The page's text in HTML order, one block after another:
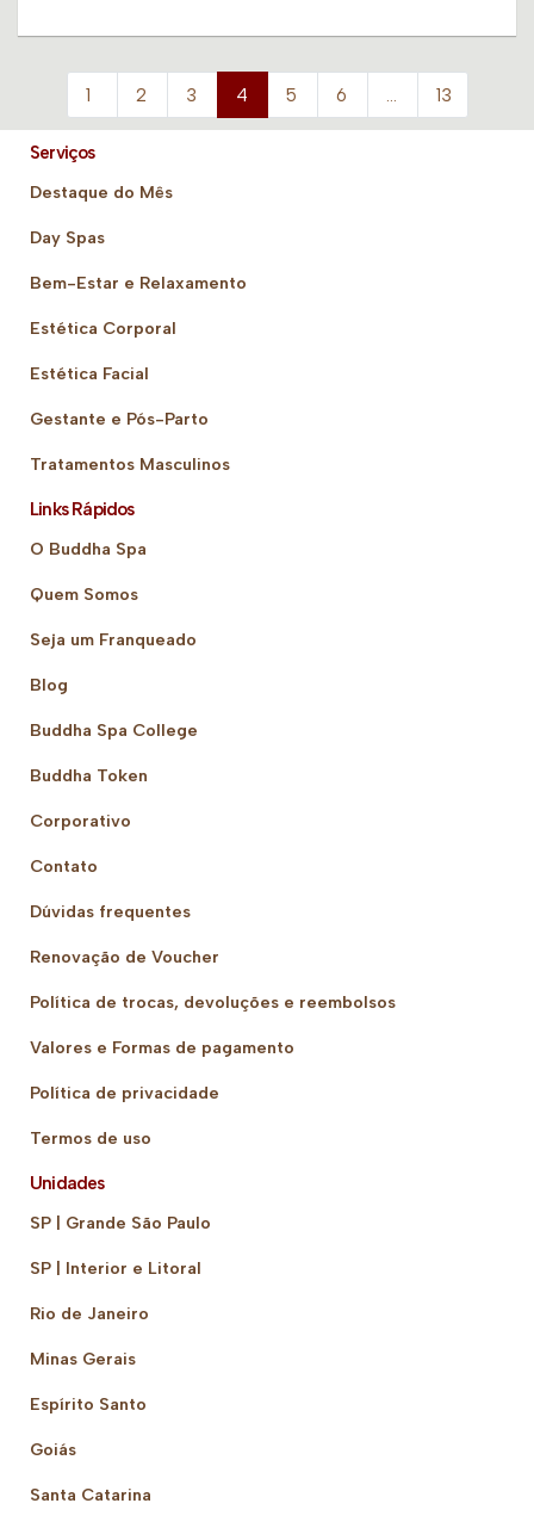
1 2 3 4 5 6 … 13
Serviços
Destaque do Mês
Day Spas
Bem-Estar e Relaxamento
Estética Corporal
Estética Facial
Gestante e Pós-Parto
Tratamentos Masculinos
Links Rápidos
O Buddha Spa
Quem Somos
Seja um Franqueado
Blog
Buddha Spa College
Buddha Token
Corporativo
Contato
Dúvidas frequentes
Renovação de Voucher
Política de trocas, devoluções e reembolsos
Valores e Formas de pagamento
Política de privacidade
Termos de uso
Unidades
SP | Grande São Paulo
SP | Interior e Litoral
Rio de Janeiro
Minas Gerais
Espírito Santo
Goiás
Santa Catarina